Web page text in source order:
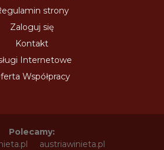
strony
Zaloguj się
Kontakt
Internetowe
Współpracy
Polecamy:
austriawinieta.pl